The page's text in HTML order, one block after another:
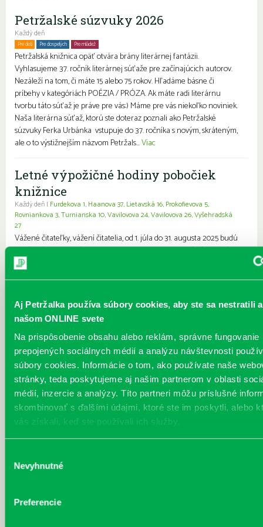
Aj Petržalka používa súbory cookies, aby ste sa nestratili
našom ONLINE svete
Na prispôsobenie obsahu alebo reklám, správne fungovanie
prepojených sociálnych médií a analýzu návštevnosti
súbory cookies. Informácie o tom, ako používate naše
stránky, teda poskytujeme aj našim partnerom v oblasti
médií, inzercie a analýzy. Títo partneri môžu príslušné
skombinovať s ďalšími údajmi, ktoré ste im poskytli, alebo
vás získali, keď ste používali ich služby.
súhlasu
Nevyhnutné
Preferencie
Petržalské súzvuky 2026
Každý deň
Pre deti Pre dospelých Pre mládež
Petržalská knižnica opäť otvára brány literárnej fantázii.
Vyhlasujeme 37. ročník literárnej súťaže pre začínajúcich autorov.
Nezáleží na tom, či máte 15 alebo 75 rokov. Hľadáme básne či
príbehy v kategóriách POÉZIA / PRÓZA. Ak máte radi literárnu
tvorbu táto súťaž je práve pre vás:) Máme pre vás niekoľko noviniek.
Naša literárna súťaž, ktorú ste doteraz poznali ako Petržalské
súzvuky Ferka Urbánka vstupuje do 37. ročníka s novým, skráteným,
ale o to výstižnejším názvom Petržals...Viac
Letné výpožičné hodiny pobočiek
knižnice
Každý deň | Furdekova 1, Haanova 37, Lietavská 16, Prokofievova 5,
Rovniankova 3,Turnianska 10,Vavilovova 24,Vavilovova 26,Vyšehradská
27
Vážené čitateľky, vážení čitatelia, od 1. júla do 31. augusta 2025 budú
vo všetkých pobočkách petržalskej knižnice platiť letné výpožičné
hodiny. Predlžujeme pre vás ranný a predobedný výpožičný čas a
výpožičné služby budú počas letných prázdnin zrušené. Využite aj
možnosť objednať si knihy do nášho výdajného boxu, ktorý nájdete
vedľa vchodu do Petržalskej pla...
Leto v knižnici - júl / august
Každý deň
Prečítané leto Celoslovenský projekt aktivít, zábavy a výberu kníh. Na
detských a rodinných pobočkách knižnice pripravujú knihovníčky a
knihovníci rôzne súťaže, výtvarné dielničky, čítania, detské kvízy a
divadielka, ktoré doplnia letný voľnočasový program. Hlavným
2025 / knižnica Furdekova 1, knižnica Vyšehradská 27, knižnica
Turnianska 10, knižnica Prokofi...
Pravidelné podujatia